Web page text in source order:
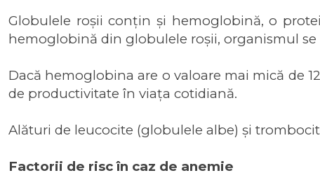
Globulele roșii conțin și hemoglobină, o
hemoglobină din globulele roșii, organismul
Dacă hemoglobina are o valoare mai mică de
de productivitate în viața cotidiană.
Alături de leucocite (globulele albe) și
Factorii de risc în caz de anemie